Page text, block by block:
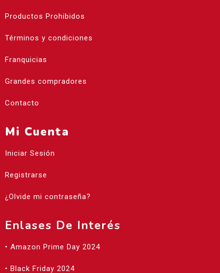
Productos Prohibidos
Términos y condiciones
Franquicias
Grandes compradores
Contacto
Mi Cuenta
Iniciar Sesión
Registrarse
¿Olvide mi contraseña?
Enlases De Interés
• Amazon Prime Day 2024
• Black Friday 2024